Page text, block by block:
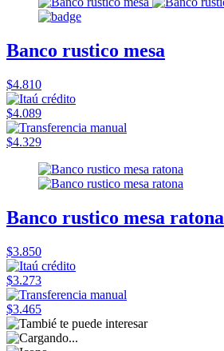
Banco rustico mesa
$4.810
$4.089
$4.329
Banco rustico mesa ratona
$3.850
$3.273
$3.465